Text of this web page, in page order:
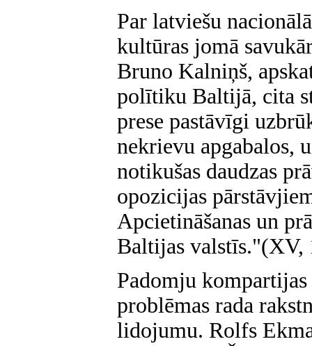
Par latviešu
kultūras jomā
Bruno Kalniņš,
polītiku Baltijā, cita
prese pastāvīgi
nekrievu apgabalos,
notikušas daudzas
opozicijas
Apcietināšanas un
Baltijas valstīs."(XV,
Padomju
problēmas rada
lidojumu. Rolfs